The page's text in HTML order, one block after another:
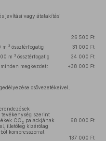
javítási vagy átalakítási
26 500 Ft
m 3össztérfogatig
31 000 Ft
m 3össztérfogatig
34 000 Ft
megkezdett
+38 000 Ft
csővezetékeivel,
tevékenység szerint
CO2 palackjának
illetőleg kizárólag
kompresszorral
68 000 Ft
137 000 Ft